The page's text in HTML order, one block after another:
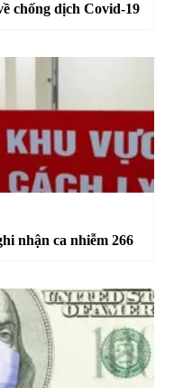
chống dịch Covid-19
nhận ca nhiễm 266